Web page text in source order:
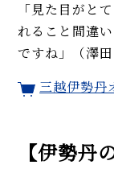
「見た目がと
れること間違
ですね」（澤田
三越伊勢丹
【伊勢丹